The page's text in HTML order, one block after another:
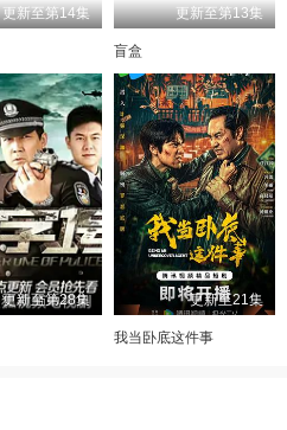
更新至第14集 更新至第13集
盲盒
更新至第28集 更新至21集
我当卧底这件事